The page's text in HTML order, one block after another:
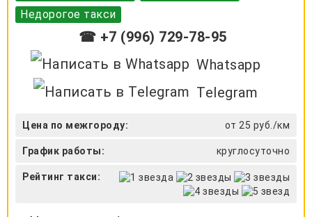
Недорогое такси
☎ +7 (996) 729-78-95
Whatsapp
Telegram
Цена по межгороду: от 25 руб./км
График работы: круглосуточно
Рейтинг такси: